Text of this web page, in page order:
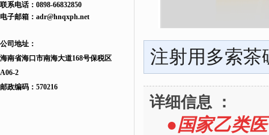
联系电话： 0898-66832850
电子邮箱： adr@hnqxph.net
公司地址：
海南省海口市南海大道168号保税区
A06-2
邮政编码：570216
注射用多索茶
详细信息 ：
●国家乙类